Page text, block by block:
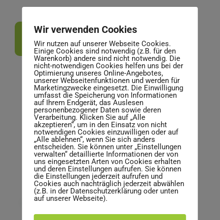
Zur Anfrage
Wir verwenden Cookies
Wir nutzen auf unserer Webseite Cookies.
Einige Cookies sind notwendig (z.B. für den
Warenkorb) andere sind nicht notwendig. Die
nicht-notwendigen Cookies helfen uns bei der
Optimierung unseres Online-Angebotes,
unserer Webseitenfunktionen und werden für
Marketingzwecke eingesetzt. Die Einwilligung
umfasst die Speicherung von Informationen
auf Ihrem Endgerät, das Auslesen
personenbezogener Daten sowie deren
Verarbeitung. Klicken Sie auf „Alle
akzeptieren“, um in den Einsatz von nicht
notwendigen Cookies einzuwilligen oder auf
„Alle ablehnen“, wenn Sie sich anders
entscheiden. Sie können unter „Einstellungen
verwalten“ detaillierte Informationen der von
uns eingesetzten Arten von Cookies erhalten
und deren Einstellungen aufrufen. Sie können
die Einstellungen jederzeit aufrufen und
Cookies auch nachträglich jederzeit abwählen
(z.B. in der Datenschutzerklärung oder unten
auf unserer Webseite).